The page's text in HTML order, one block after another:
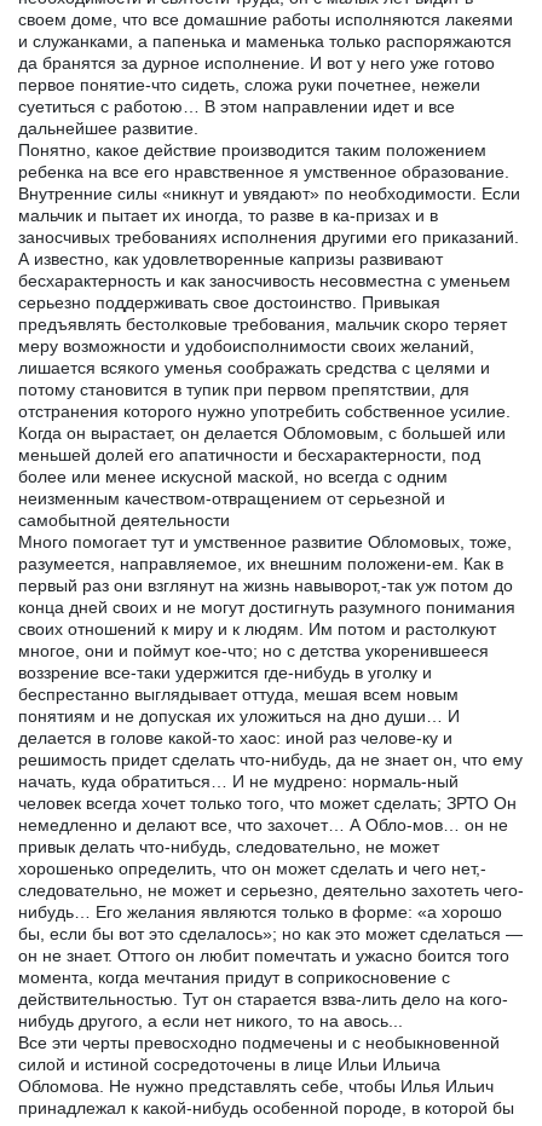
своем доме, что все домашние работы исполняются лакеями
и служанками, а папенька и маменька только распоряжаются
да бранятся за дурное исполнение. И вот у него уже готово
первое понятие-что сидеть, сложа руки почетнее, нежели
суетиться с работою… В этом направлении идет и все
дальнейшее развитие.
Понятно, какое действие производится таким положением
ребенка на все его нравственное я умственное образование.
Внутренние силы «никнут и увядают» по необходимости. Если
мальчик и пытает их иногда, то разве в ка-призах и в
заносчивых требованиях исполнения другими его приказаний.
А известно, как удовлетворенные капризы развивают
бесхарактерность и как заносчивость несовместна с уменьем
серьезно поддерживать свое достоинство. Привыкая
предъявлять бестолковые требования, мальчик скоро теряет
меру возможности и удобоисполнимости своих желаний,
лишается всякого уменья соображать средства с целями и
потому становится в тупик при первом препятствии, для
отстранения которого нужно употребить собственное усилие.
Когда он вырастает, он делается Обломовым, с большей или
меньшей долей его апатичности и бесхарактерности, под
более или менее искусной маской, но всегда с одним
неизменным качеством-отвращением от серьезной и
самобытной деятельности
Много помогает тут и умственное развитие Обломовых, тоже,
разумеется, направляемое, их внешним положени-ем. Как в
первый раз они взглянут на жизнь навыворот,-так уж потом до
конца дней своих и не могут достигнуть разумного понимания
своих отношений к миру и к людям. Им потом и растолкуют
многое, они и поймут кое-что; но с детства укоренившееся
воззрение все-таки удержится где-нибудь в уголку и
беспрестанно выглядывает оттуда, мешая всем новым
понятиям и не допуская их уложиться на дно души… И
делается в голове какой-то хаос: иной раз челове-ку и
решимость придет сделать что-нибудь, да не знает он, что ему
начать, куда обратиться… И не мудрено: нормаль-ный
человек всегда хочет только того, что может сделать; ЗРТО Он
немедленно и делают все, что захочет… А Обло-мов… он не
привык делать что-нибудь, следовательно, не может
хорошенько определить, что он может сделать и чего нет,-
следовательно, не может и серьезно, деятельно захотеть чего-
нибудь… Его желания являются только в форме: «а хорошо
бы, если бы вот это сделалось»; но как это может сделаться —
он не знает. Оттого он любит помечтать и ужасно боится того
момента, когда мечтания придут в соприкосновение с
действительностью. Тут он старается взва-лить дело на кого-
нибудь другого, а если нет никого, то на авось...
Все эти черты превосходно подмечены и с необыкновенной
силой и истиной сосредоточены в лице Ильи Ильича
Обломова. Не нужно представлять себе, чтобы Илья Ильич
принадлежал к какой-нибудь особенной породе, в которой бы